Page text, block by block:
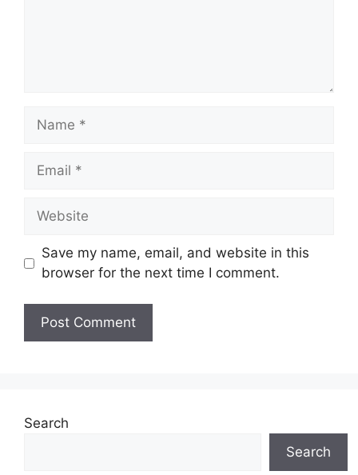
Name
Email
Website
Save my name, email, and website in this
browser for the next time I comment.
Search
Search